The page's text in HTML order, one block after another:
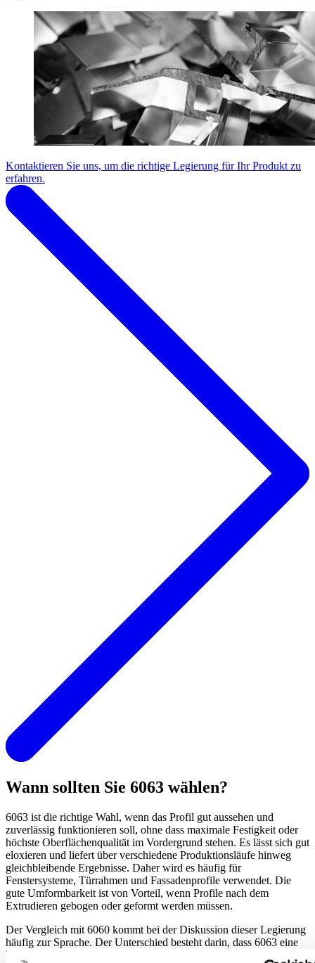
Kontaktieren Sie uns, um die richtige Legierung für Ihr Produkt zu
erfahren.
Wann sollten Sie 6063 wählen?
6063 ist die richtige Wahl, wenn das Profil gut aussehen und
zuverlässig funktionieren soll, ohne dass maximale Festigkeit oder
höchste Oberflächenqualität im Vordergrund stehen. Es lässt sich gut
eloxieren und liefert über verschiedene Produktionsläufe hinweg
gleichbleibende Ergebnisse. Daher wird es häufig für
Fenstersysteme, Türrahmen und Fassadenprofile verwendet. Die
gute Umformbarkeit ist von Vorteil, wenn Profile nach dem
Extrudieren gebogen oder geformt werden müssen.
Der Vergleich mit 6060 kommt bei der Diskussion dieser Legierung
häufig zur Sprache. Der Unterschied besteht darin, dass 6063 eine
höhere Festigkeit bei geringfügigen Einbußen in der